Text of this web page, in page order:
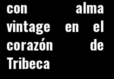
con alma
vintage en el
corazón de
Tribeca